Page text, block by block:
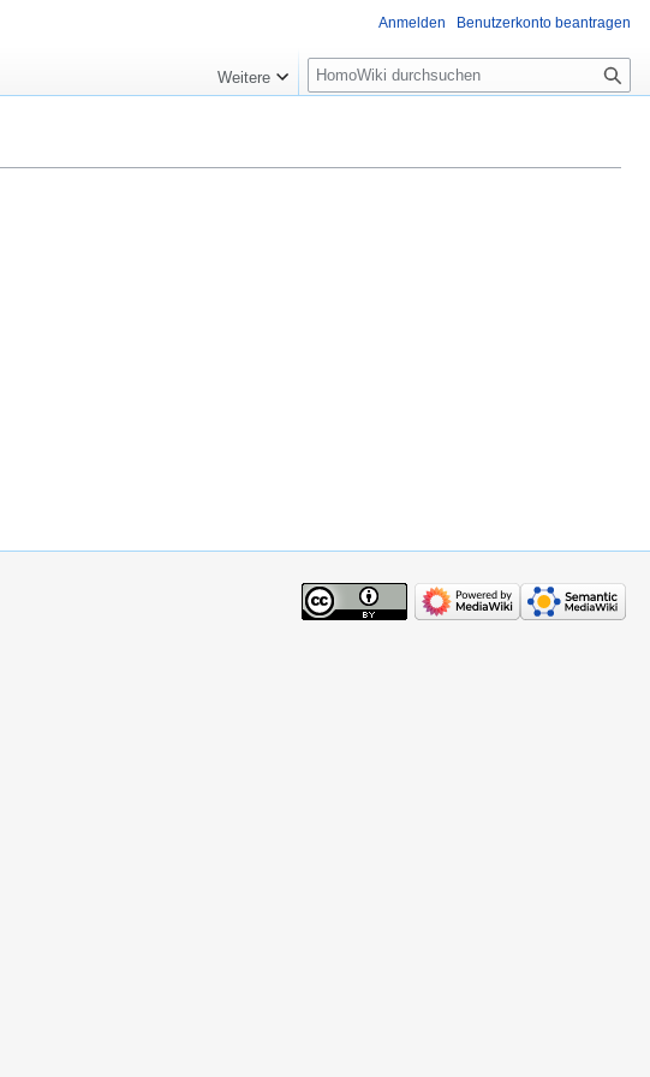
Anmelden Benutzerkonto beantragen
Weitere
Suche